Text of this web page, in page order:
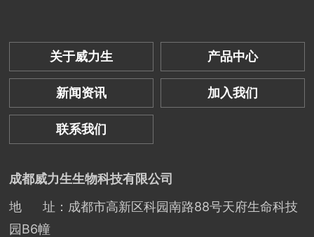
关于威力生 产品中心
新闻资讯 加入我们
联系我们
成都威力生生物科技有限公司
地 址：成都市高新区科园南路88号天府生命科技
园B6幢